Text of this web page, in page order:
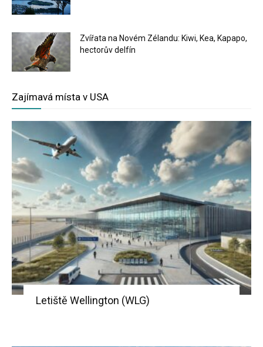
Zvířata na Novém Zélandu: Kiwi, Kea, Kapapo,
hectorův delfín
Zajímavá místa v USA
Letiště Wellington (WLG)